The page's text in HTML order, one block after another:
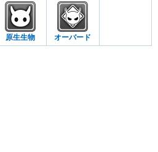
原生生物 オーバード